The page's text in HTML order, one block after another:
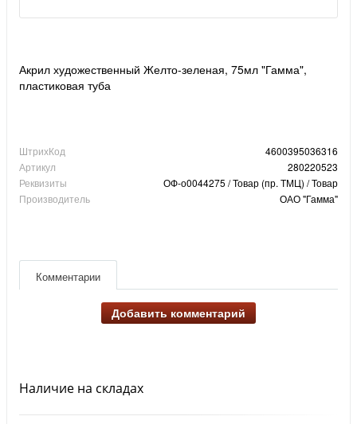
Акрил художественный Желто-зеленая, 75мл "Гамма",
пластиковая туба
ШтрихКод
4600395036316
Артикул
280220523
Реквизиты
ОФ-о0044275 / Товар (пр. ТМЦ) / Товар
Производитель
ОАО "Гамма"
Комментарии
Добавить комментарий
Наличие на складах